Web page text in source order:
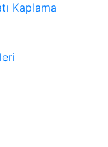
Kaplama